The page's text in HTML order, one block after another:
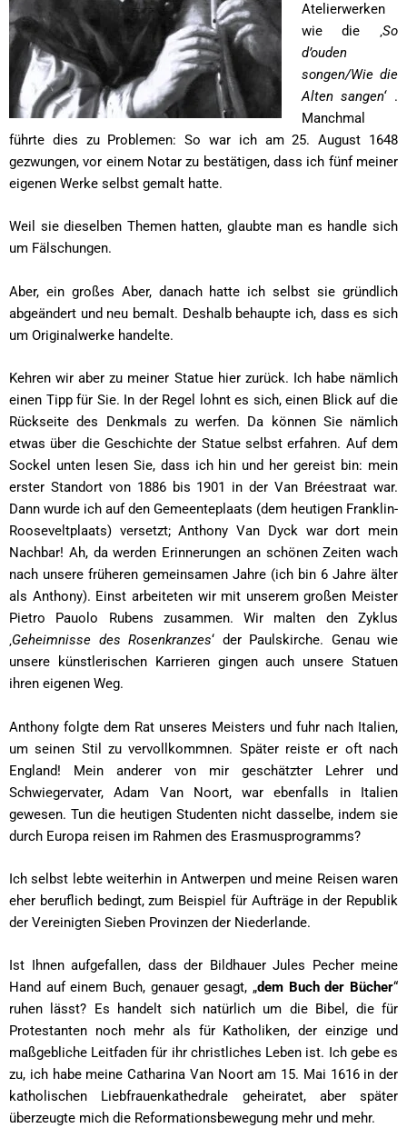
Atelierwerken
wie die ‚So
d’ouden
songen/Wie die
Alten sangen‘.
Manchmal
führte dies zu Problemen: So war ich am 25. August 1648
gezwungen, vor einem Notar zu bestätigen, dass ich fünf meiner
eigenen Werke selbst gemalt hatte.
Weil sie dieselben Themen hatten, glaubte man es handle sich
um Fälschungen.
Aber, ein großes Aber, danach hatte ich selbst sie gründlich
abgeändert und neu bemalt. Deshalb behaupte ich, dass es sich
um Originalwerke handelte.
Kehren wir aber zu meiner Statue hier zurück. Ich habe nämlich
einen Tipp für Sie. In der Regel lohnt es sich, einen Blick auf die
Rückseite des Denkmals zu werfen. Da können Sie nämlich
etwas über die Geschichte der Statue selbst erfahren. Auf dem
Sockel unten lesen Sie, dass ich hin und her gereist bin: mein
erster Standort von 1886 bis 1901 in der Van Bréestraat war.
Dann wurde ich auf den Gemeenteplaats (dem heutigen Franklin-
Rooseveltplaats) versetzt; Anthony Van Dyck war dort mein
Nachbar! Ah, da werden Erinnerungen an schönen Zeiten wach
nach unsere früheren gemeinsamen Jahre (ich bin 6 Jahre älter
als Anthony). Einst arbeiteten wir mit unserem großen Meister
Pietro Pauolo Rubens zusammen. Wir malten den Zyklus
‚Geheimnisse des Rosenkranzes‘ der Paulskirche. Genau wie
unsere künstlerischen Karrieren gingen auch unsere Statuen
ihren eigenen Weg.
Anthony folgte dem Rat unseres Meisters und fuhr nach Italien,
um seinen Stil zu vervollkommnen. Später reiste er oft nach
England! Mein anderer von mir geschätzter Lehrer und
Schwiegervater, Adam Van Noort, war ebenfalls in Italien
gewesen. Tun die heutigen Studenten nicht dasselbe, indem sie
durch Europa reisen im Rahmen des Erasmusprogramms?
Ich selbst lebte weiterhin in Antwerpen und meine Reisen waren
eher beruflich bedingt, zum Beispiel für Aufträge in der Republik
der Vereinigten Sieben Provinzen der Niederlande.
Ist Ihnen aufgefallen, dass der Bildhauer Jules Pecher meine
Hand auf einem Buch, genauer gesagt, „dem Buch der Bücher“
ruhen lässt? Es handelt sich natürlich um die Bibel, die für
Protestanten noch mehr als für Katholiken, der einzige und
maßgebliche Leitfaden für ihr christliches Leben ist. Ich gebe es
zu, ich habe meine Catharina Van Noort am 15. Mai 1616 in der
katholischen Liebfrauenkathedrale geheiratet, aber später
überzeugte mich die Reformationsbewegung mehr und mehr.